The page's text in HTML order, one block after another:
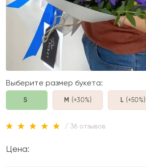
Выберите размер букета:
S M (+30%) L (+50%)
/ 36 отзывов
Цена: